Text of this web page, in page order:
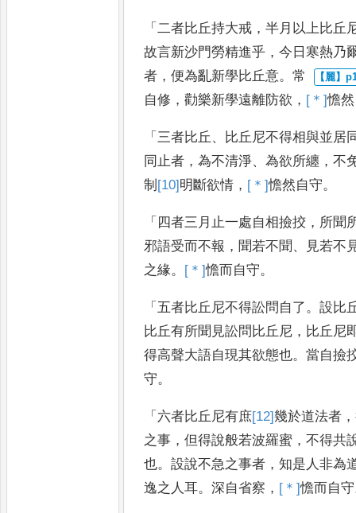
「二者比丘持大戒 ，半月以上比丘
故言新沙門勞精進乎 ，今日寒熱乃
者 ，便為亂新學比丘意。常
自修 ，勸樂新學遠離防欲 ， [＊]憺然
「三者比丘 、
比丘尼不得相與並居
同止者 ，為不清淨、為欲所纏 ，不
制 [10] 明斷欲情 ， [＊]憺然自守。
「 四者三月止一處自相撿挍 ， 所聞
邪語受而不報 ， 聞若不聞 、
見若不
之緣。 [＊]憺而自守。
「五者比丘尼不得訟問自了。設比
比丘有所聞 見訟問比丘尼 ， 比丘尼
得高聲大語自現其欲態也。當自撿
守。
「 六者比丘尼有庶[12]幾於道法者 ，
之事 ，但得說般若波羅蜜 ，不得共
也。設說不急之事者 ，知是人非為
逸之人耳。深自省察 ， [＊]憺而自守